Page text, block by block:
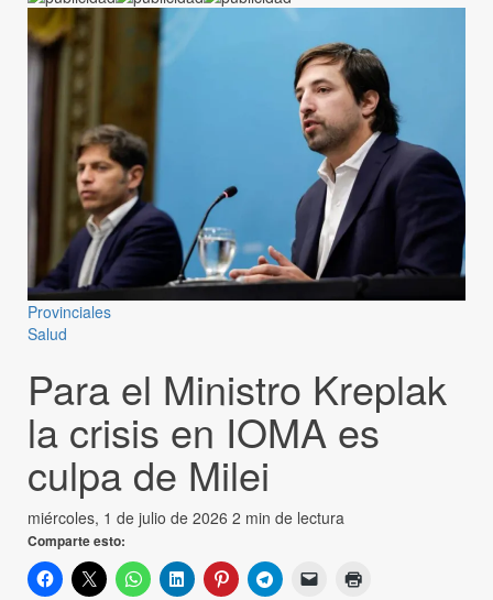
Provinciales
Salud
Para el Ministro Kreplak
la crisis en IOMA es
culpa de Milei
miércoles, 1 de julio de 2026 2 min de lectura
Comparte esto: